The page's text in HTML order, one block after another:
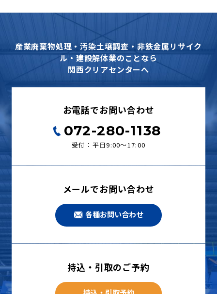
産業廃棄物処理・汚染土壌調査・非鉄金属リサイク
ル・建設解体業のことなら
関西クリアセンターへ
お電話でお問い合わせ
072-280-1138
受付：平日9:00〜17:00
メールでお問い合わせ
各種お問い合わせ
持込・引取のご予約